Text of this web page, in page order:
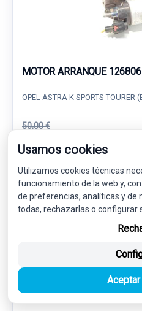
MOTOR ARRANQUE
OPEL ASTRA K SPORTS TOURER
50,00 €
57,48 € (IVA incl.)
Ref: 7569505
Garantía 1 año Envío 24-48h
-5% USADO NOVEDAD
Usamos cookies
Utilizamos cookies técnicas
funcionamiento de la web y,
de preferencias, analíticas y de
todas, rechazarlas o configurar